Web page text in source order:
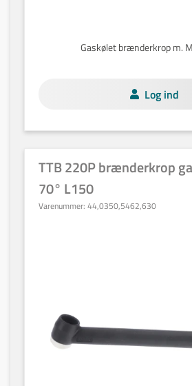
Gaskølet brænderkrop m.
Log ind
TTB 220P brænderkrop
70° L150
Varenummer: 44,0350,5462,630